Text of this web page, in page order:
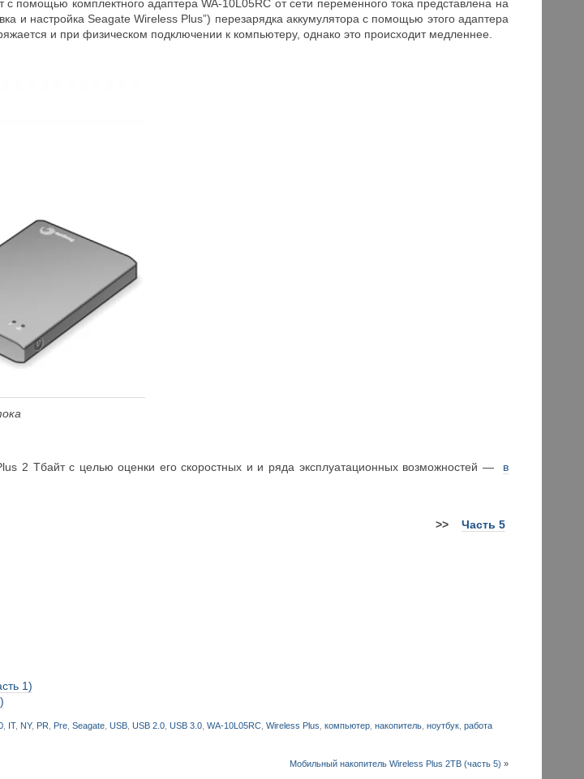
помощью комплектного адаптера WA-10L05RC от сети переменного тока представлена на
и настройка Seagate Wireless Plus”) перезарядка аккумулятора с помощью этого адаптера
и при физическом подключении к компьютеру, однако это происходит медленнее.
2 Тбайт с целью оценки его скоростных и и ряда эксплуатационных возможностей — в
>> Часть 5
1)
IT, NY, PR Pre ,Seagate ,USB ,USB 2.0 ,USB 3.0 ,WA-10L05RC ,Wireless Plus ,компьютер ,накопитель ,ноутбук ,работа
Мобильный накопитель Wireless Plus 2ТB (часть 5) »